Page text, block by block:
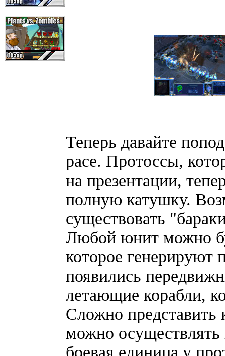
Теперь давайте
расе. Протоссы,
на презентации,
полную катушку.
существовать
Любой юнит можно
которое генерируют
появились
летающие корабли,
Сложно представить
можно
боевая единица у